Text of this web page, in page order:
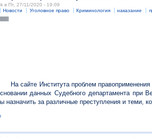
в Пт, 27/11/2020 - 19:09
Новости Уголовное право Криминология наказание
На сайте Института проблем правоприменения
данных Судебного департамента при
назначить за различные преступления и теми,